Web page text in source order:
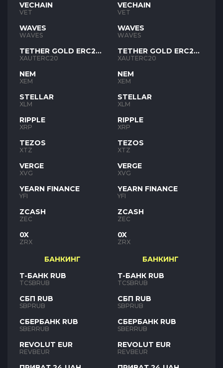
VECHAIN
VET
WAVES
WAVES
TETHER GOLD ERC20
XAUT
XAUTERC20
NEM
XEM
STELLAR
XLM
RIPPLE
XRP
TEZOS
XTZ
VERGE
XVG
YEARN FINANCE
YFI
ZCASH
ZEC
0X
ZRX
БАНКИНГ
Т-БАНК RUB
TCSBRUB
СБП RUB
SBPRUB
СБЕРБАНК RUB
SBERRUB
REVOLUT EUR
REVBEUR
VECHAIN
VET
WAVES
WAVES
TETHER GOLD ERC20
XAUT
XAUTERC20
NEM
XEM
STELLAR
XLM
RIPPLE
XRP
TEZOS
XTZ
VERGE
XVG
YEARN FINANCE
YFI
ZCASH
ZEC
0X
ZRX
БАНКИНГ
Т-БАНК RUB
TCSBRUB
СБП RUB
SBPRUB
СБЕРБАНК RUB
SBERRUB
REVOLUT EUR
REVBEUR